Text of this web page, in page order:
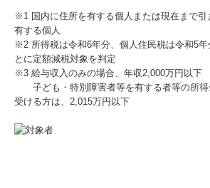
※1 国内に住所を有する個人または現在まで引
有する個人
※2 所得税は令和6年分、個人住民税は令和5年
とに定額減税対象を判定
※3 給与収入のみの場合、年収2,000万円以下
子ども・特別障害者等を有する者等の所得
受ける方は、2,015万円以下